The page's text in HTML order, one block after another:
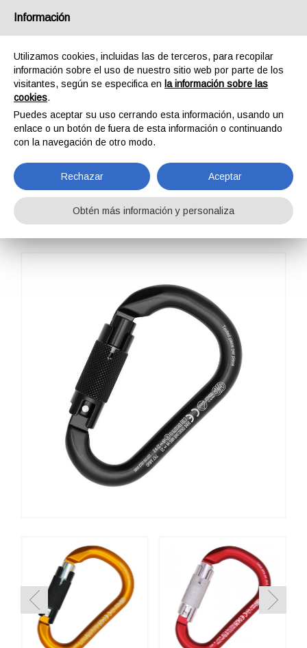
HMS NAPIK AUTO BLOCK
HMS NAPIK AUTO
BLOCK
Información
Utilizamos cookies, incluidas las de terceros, para recopilar
información sobre el uso de nuestro sitio web por parte de los
visitantes, según se especifica en la información sobre las
cookies.
Puedes aceptar su uso cerrando esta información, usando un
enlace o un botón de fuera de esta información o continuando
con la navegación de otro modo.
Rechazar Aceptar
Obtén más información y personaliza